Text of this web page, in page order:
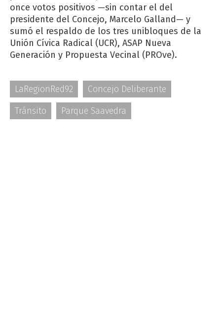
once votos positivos —sin contar el del
presidente del Concejo, Marcelo Galland— y
sumó el respaldo de los tres unibloques de la
Unión Cívica Radical (UCR), ASAP Nueva
Generación y Propuesta Vecinal (PROve).
LaRegionRed92
Concejo Deliberante
Tránsito
Parque Saavedra